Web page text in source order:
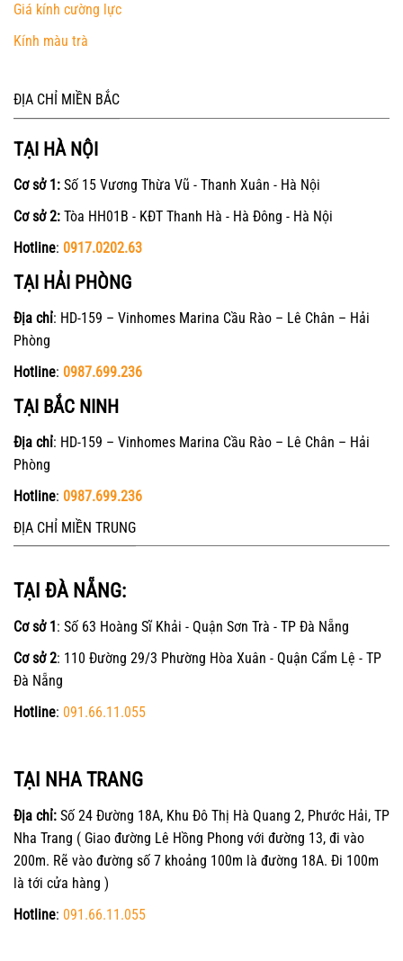
Giá kính cường lực
Kính màu trà
ĐỊA CHỈ MIỀN BẮC
TẠI HÀ NỘI
Cơ sở 1: Số 15 Vương Thừa Vũ - Thanh Xuân - Hà Nội
Cơ sở 2: Tòa HH01B - KĐT Thanh Hà - Hà Đông - Hà Nội
Hotline: 0917.0202.63
TẠI HẢI PHÒNG
Địa chỉ: HD-159 – Vinhomes Marina Cầu Rào – Lê Chân – Hải
Phòng
Hotline: 0987.699.236
TẠI BẮC NINH
Địa chỉ: HD-159 – Vinhomes Marina Cầu Rào – Lê Chân – Hải
Phòng
Hotline: 0987.699.236
ĐỊA CHỈ MIỀN TRUNG
TẠI ĐÀ NẴNG:
Cơ sở 1 : Số 63 Hoàng Sĩ Khải - Quận Sơn Trà - TP Đà Nẵng
Cơ sở 2: 110 Đường 29/3 Phường Hòa Xuân - Quận Cẩm Lệ - TP
Đà Nẵng
Hotline: 091.66.11.055
TẠI NHA TRANG
Địa chỉ: Số 24 Đường 18A, Khu Đô Thị Hà Quang 2, Phước Hải, TP
Nha Trang ( Giao đường Lê Hồng Phong với đường 13, đi vào
200m. Rẽ vào đường số 7 khoảng 100m là đường 18A. Đi 100m
là tới cửa hàng )
Hotline: 091.66.11.055